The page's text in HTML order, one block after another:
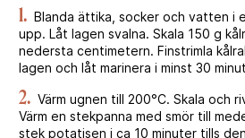
1. Blanda ättika, socker och vatten i
upp. Låt lagen svalna. Skala 150 g
nedersta centimetern. Finstrimla
lagen och låt marinera i minst 30
2. Värm ugnen till 200°C. Skala och
Värm en stekpanna med smör till
stek potatisen i ca 10 minuter tills